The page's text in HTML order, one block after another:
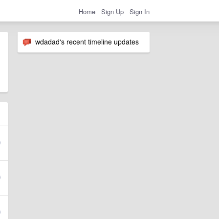
Home Sign Up Sign In
wdadad's recent timeline updates